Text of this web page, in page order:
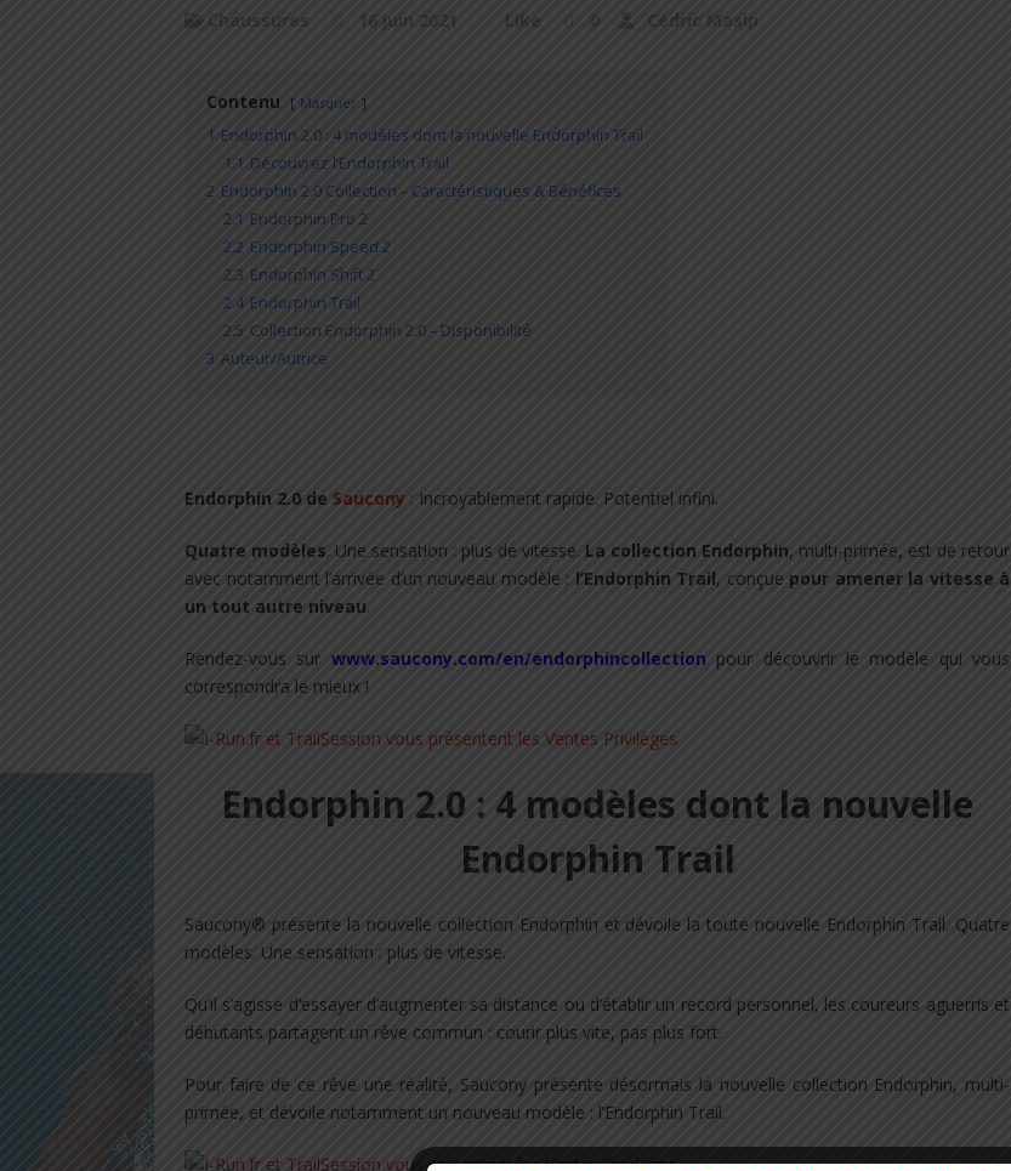
Chaussures 16 juin 2021 Like 0 Cédric Masip
Contenu Masquer
1 Endorphin 2.0 : 4 modèles dont la nouvelle Endorphin Trail
1.1 Découvrez l’Endorphin Trail
2 Endorphin 2.0 Collection – Caractéristiques & Bénéfices
2.1 Endorphin Pro 2
2.2 Endorphin Speed 2
2.3 Endorphin Shift 2
2.4 Endorphin Trail
2.5 Collection Endorphin 2.0 – Disponibilité
3 Auteur/Autrice
Endorphin 2.0 de Saucony : Incroyablement rapide. Potentiel infini.
Quatre modèles. Une sensation : plus de vitesse. La collection Endorphin, multi-primée, est de retour
avec notamment l’arrivée d’un nouveau modèle : l’Endorphin Trail, conçue pour amener la vitesse à
un tout autre niveau.
Rendez-vous sur www.saucony.com/en/endorphincollection pour découvrir le modèle qui vous
correspondra le mieux !
Endorphin 2.0 : 4 modèles dont la nouvelle
Endorphin Trail
Saucony® présente la nouvelle collection Endorphin et dévoile la toute nouvelle Endorphin Trail. Quatre
modèles. Une sensation : plus de vitesse.
Qu’il s’agisse d’essayer d’augmenter sa distance ou d’établir un record personnel, les coureurs aguerris et
débutants partagent un rêve commun : courir plus vite, pas plus fort.
Pour faire de ce rêve une réalité, Saucony présente désormais la nouvelle collection Endorphin, multi-
primée, et dévoile notamment un nouveau modèle : l’Endorphin Trail.